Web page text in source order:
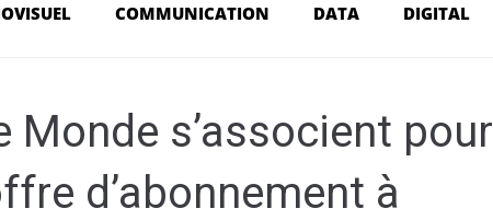
COMMUNICATION DATA DIGITAL
Monde s’associent pour
d’abonnement à